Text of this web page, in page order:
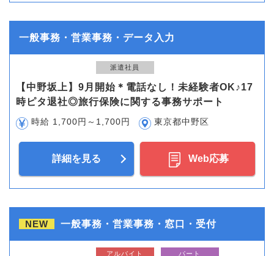
一般事務・営業事務・データ入力
派遣社員
【中野坂上】9月開始＊電話なし！未経験者OK♪17
時ピタ退社◎旅行保険に関する事務サポート
時給 1,700円～1,700円 東京都中野区
詳細を見る Web応募
NEW 一般事務・営業事務・窓口・受付
アルバイト パート